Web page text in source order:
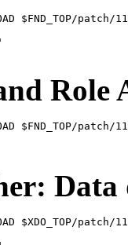
$FND_TOP/
Role
Data
$XDO_TOP/